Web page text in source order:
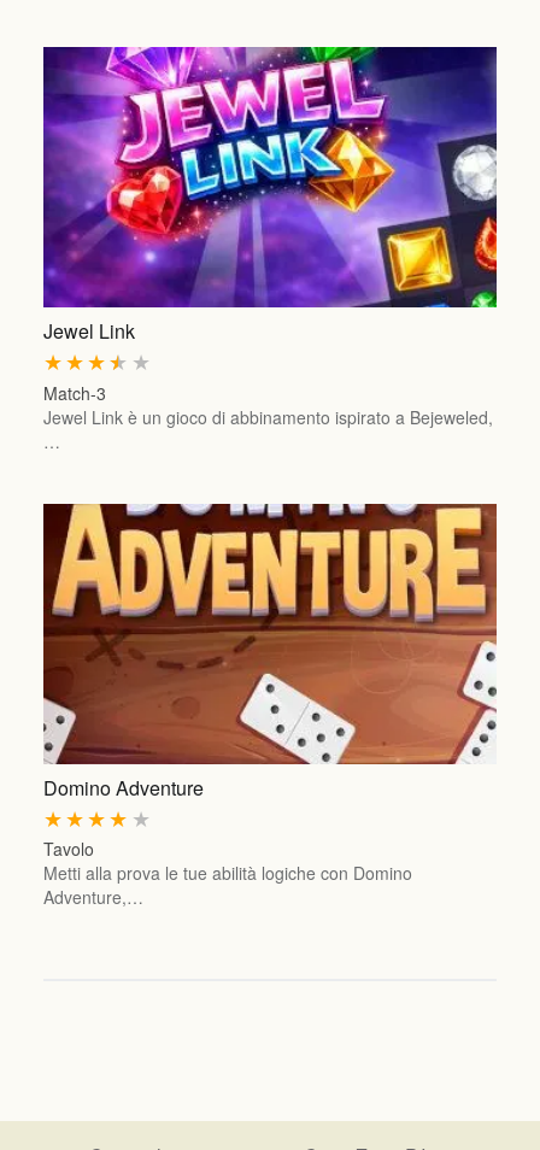
Jewel Link
★
★
★
★
★
Match-3
Jewel Link è un gioco di abbinamento ispirato a Bejeweled,
…
Domino Adventure
★
★
★
★
★
Tavolo
Metti alla prova le tue abilità logiche con Domino
Adventure,…